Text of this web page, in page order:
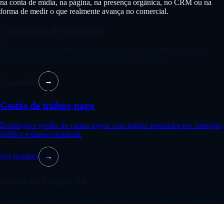
na conta de mídia, na página, na presença orgânica, no CRM ou na
forma de medir o que realmente avança no comercial.
→
Gestão de tráfego pago
Estratégia e gestão de canais pagos com papéis separados por intenção,
público e etapa comercial.
Ver detalhes →